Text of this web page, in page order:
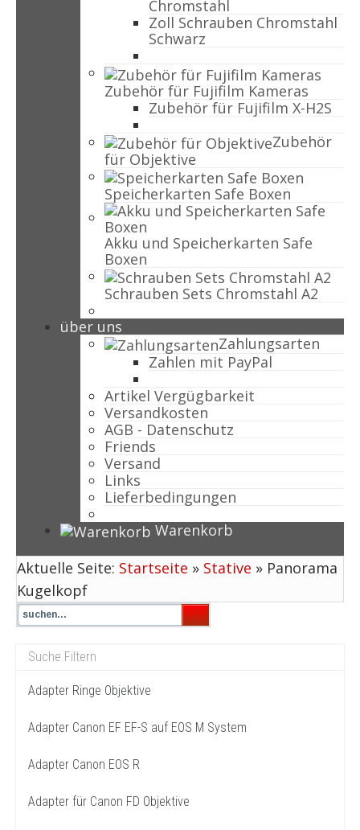
Chromstahl
Zoll Schrauben Chromstahl
Schwarz
Zubehör für Fujifilm Kameras
Zubehör für Fujifilm X-H2S
Zubehör
für Objektive
Speicherkarten Safe Boxen
Akku und Speicherkarten Safe
Boxen
Schrauben Sets Chromstahl A2
über uns
Zahlungsarten
Zahlen mit PayPal
Artikel Vergügbarkeit
Versandkosten
AGB - Datenschutz
Friends
Versand
Links
Lieferbedingungen
Warenkorb
Aktuelle Seite: Startseite » Stative » Panorama
Kugelkopf
Adapter Ringe Objektive
Adapter Canon EF EF-S auf EOS M System
Adapter Canon EOS R
Adapter für Canon FD Objektive